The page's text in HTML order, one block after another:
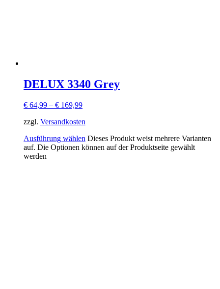
DELUX 3340 Grey
€ 64,99 – € 169,99
zzgl. Versandkosten
Ausführung wählen Dieses Produkt weist mehrere Varianten
auf. Die Optionen können auf der Produktseite gewählt
werden